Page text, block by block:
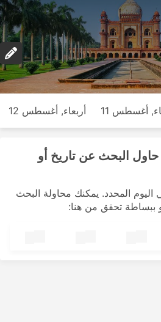
أغسطس 11 أربعاء, أغسطس 12
حاول البحث عن تاريخ أو
المحدد. يمكنك محاولة البحث
ببساطة تحقق من هنا: